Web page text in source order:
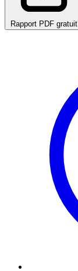
Rapport PDF gratuit